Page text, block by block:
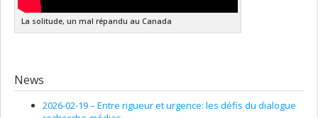
La solitude, un mal répandu au Canada
News
2026-02-19 – Entre rigueur et urgence: les défis du dialogue